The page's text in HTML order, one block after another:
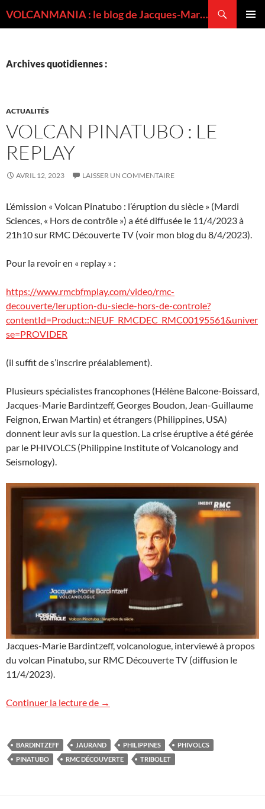
VOLCANMANIA : le blog de Jacques-Marie BARDINTZEFF, volcanologue
Archives quotidiennes :
ACTUALITÉS
VOLCAN PINATUBO : LE
REPLAY
AVRIL 12, 2023 LAISSER UN COMMENTAIRE
L’émission « Volcan Pinatubo : l’éruption du siècle » (Mardi
Sciences, « Hors de contrôle ») a été diffusée le 11/4/2023 à
21h10 sur RMC Découverte TV (voir mon blog du 8/4/2023).
Pour la revoir en « replay » :
https://www.rmcbfmplay.com/video/rmc-
decouverte/leruption-du-siecle-hors-de-controle?
contentId=Product::NEUF_RMCDEC_RMC00195561&univer
se=PROVIDER
(il suffit de s’inscrire préalablement).
Plusieurs spécialistes francophones (Hélène Balcone-Boissard,
Jacques-Marie Bardintzeff, Georges Boudon, Jean-Guillaume
Feignon, Erwan Martin) et étrangers (Philippines, USA)
donnent leur avis sur la question. La crise éruptive a été gérée
par le PHIVOLCS (Philippine Institute of Volcanology and
Seismology).
Jacques-Marie Bardintzeff, volcanologue, interviewé à propos
du volcan Pinatubo, sur RMC Découverte TV (diffusion le
11/4/2023).
Continuer la lecture de Volcan Pinatubo : le replay
→
BARDINTZEFF JAURAND PHILIPPINES
PHIVOLCS
PINATUBO
RMC DÉCOUVERTE TRIBOLET